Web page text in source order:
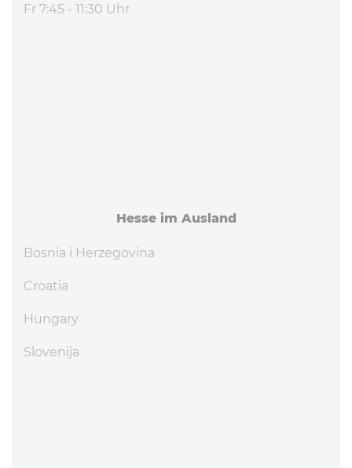
Fr 7:45 - 11:30 Uhr
Hesse im Ausland
Bosnia i Herzegovina
Croatia
Hungary
Slovenija